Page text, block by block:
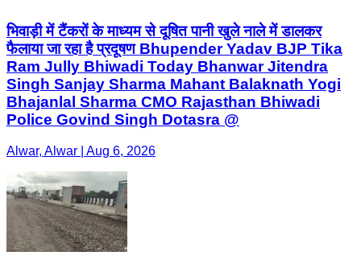
भिवाड़ी में टैंकरों के माध्यम से दूषित पानी खुले नाले में डालकर
फैलाया जा रहा है प्रदूषण Bhupender Yadav BJP Tika
Ram Jully Bhiwadi Today Bhanwar Jitendra
Singh Sanjay Sharma Mahant Balaknath Yogi
Bhajanlal Sharma CMO Rajasthan Bhiwadi
Police Govind Singh Dotasra @
Alwar, Alwar | Aug 6, 2026